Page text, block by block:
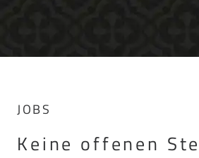
JOBS
Keine offenen